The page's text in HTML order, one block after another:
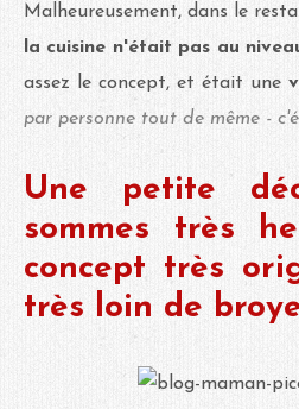
Malheureusement, dans le
la cuisine n'était pas au
assez le concept, et était une
par personne tout de même -
Une petite
sommes très
concept très
très loin de